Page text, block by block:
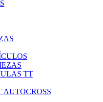
TT
AUTOCROSS